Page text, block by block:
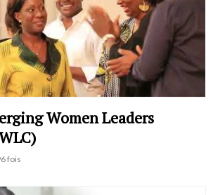
Women Leaders
fois